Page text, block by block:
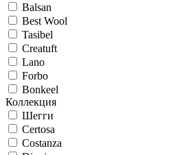
Balsan
Best Wool
Tasibel
Creatuft
Lano
Forbo
Bonkeel
Коллекция
Шегги
Certosa
Costanza